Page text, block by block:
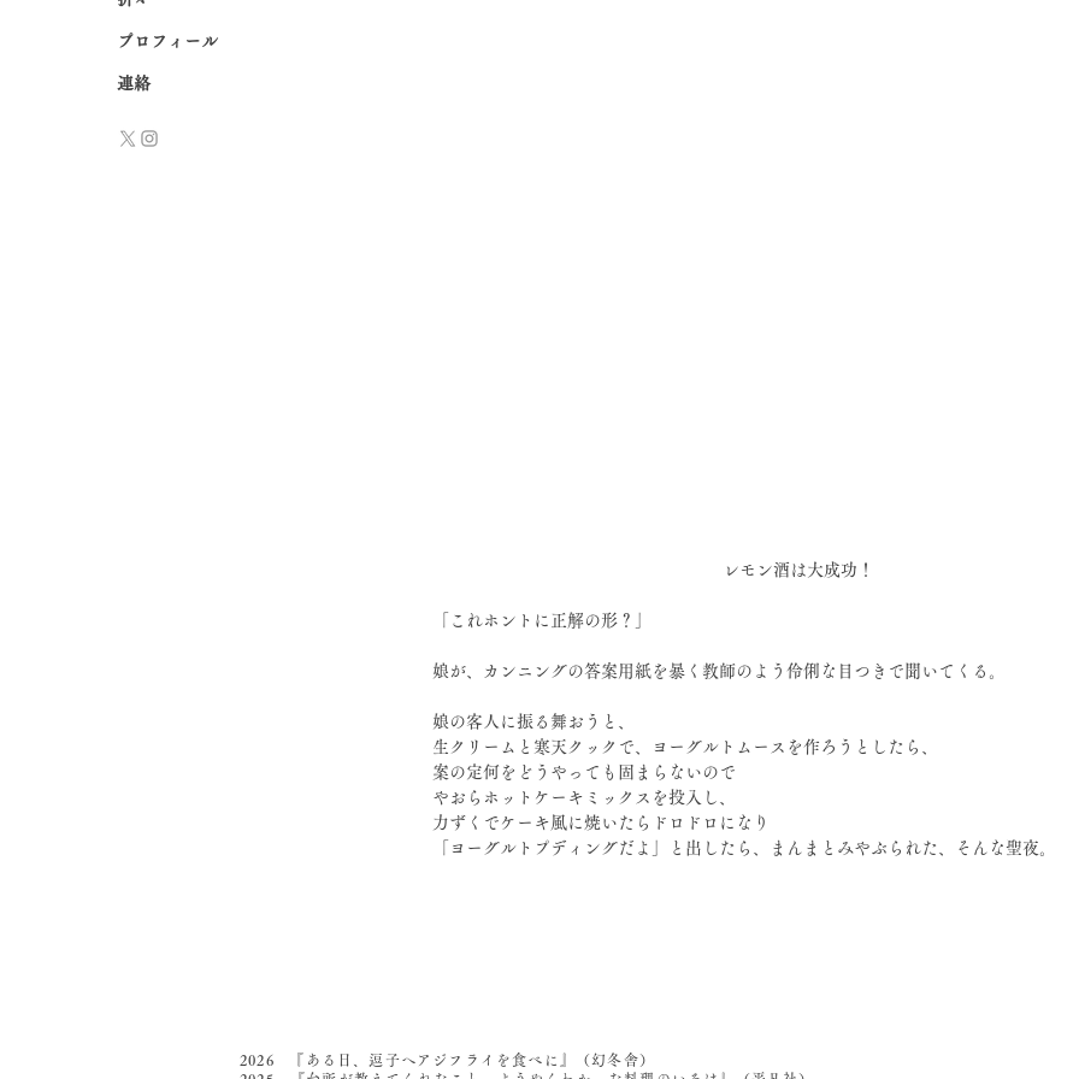
レモン酒は大成功！
「これホントに正解の形？」
娘が、カンニングの答案用紙を暴く教師のよう伶俐な目つきで聞いてくる。
娘の客人に振る舞おうと、
生クリームと寒天クックで、ヨーグルトムースを作ろうとしたら、
案の定何をどうやっても固まらないので
やおらホットケーキミックスを投入し、
力ずくでケーキ風に焼いたらドロドロになり
「ヨーグルトプディングだよ」と出したら、まんまとみやぶられた、そんな聖夜。
プロフィール
連絡
2026 『ある日、逗子へアジフライを食べに』（幻冬舎）